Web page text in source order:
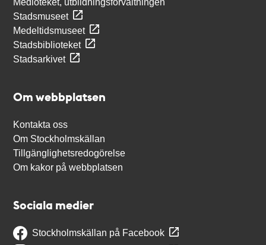
Medioteket, utbildningsförvaltningen
Stadsmuseet
Medeltidsmuseet
Stadsbiblioteket
Stadsarkivet
Om webbplatsen
Kontakta oss
Om Stockholmskällan
Tillgänglighetsredogörelse
Om kakor på webbplatsen
Sociala medier
Stockholmskällan på Facebook